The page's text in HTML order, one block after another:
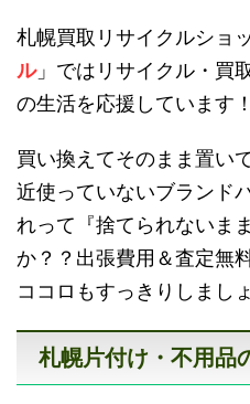
砂川不用品回収
登別不用品回収
札幌買取リサイクルショ
ル」ではリサイクル・買
の生活を応援しています
買い換えてそのまま置い
近使っていないブランド
れって『捨てられないま
か？？出張費用＆査定無
ココロもすっきりしまし
札幌片付け・不用品